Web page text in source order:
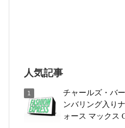
人気記事
チャールズ・バ
ンバリング入り
ォース マックス